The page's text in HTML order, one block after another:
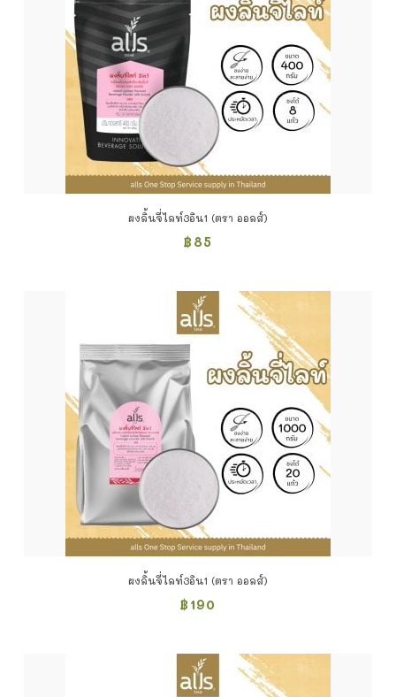
ผงลิ้นจี่ไลท์3อิน1 (ตรา ออลส์)
฿ 85
ผงลิ้นจี่ไลท์3อิน1 (ตรา ออลส์)
฿ 190